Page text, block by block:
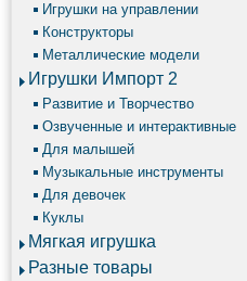
Игрушки на управлении
Конструкторы
Металлические модели
Игрушки Импорт 2
Развитие и Творчество
Озвученные и интерактивные
Для малышей
Музыкальные инструменты
Для девочек
Куклы
Мягкая игрушка
Разные товары